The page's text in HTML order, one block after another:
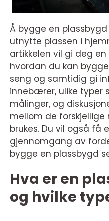
Å bygge en
utnytte plassen i
artikkelen vil gi deg
hvordan du kan
seng og samtidig gi
innebærer, ulike typer
målinger, og
mellom de
brukes. Du vil også få
gjennomgang av
bygge en plassbygd
Hva er en
og hvilke